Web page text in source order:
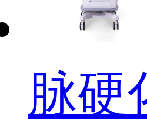
脉硬